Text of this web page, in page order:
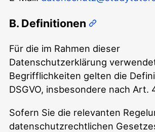
B. Definitionen
Für die im Rahmen dieser
Datenschutzerklärung
Begrifflichkeiten gelten die
DSGVO, insbesondere nach Art.
Sofern Sie die relevanten
datenschutzrechtlichen